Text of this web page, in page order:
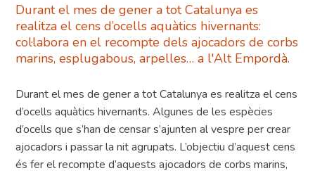
Durant el mes de gener a tot Catalunya es
realitza el cens d’ocells aquàtics hivernants:
col·labora en el recompte dels ajocadors de corbs
marins, esplugabous, arpelles… a l'Alt Empordà.
Durant el mes de gener a tot Catalunya es realitza el cens
d’ocells aquàtics hivernants. Algunes de les espècies
d’ocells que s’han de censar s’ajunten al vespre per crear
ajocadors i passar la nit agrupats. L’objectiu d’aquest cens
és fer el recompte d’aquests ajocadors de corbs marins,